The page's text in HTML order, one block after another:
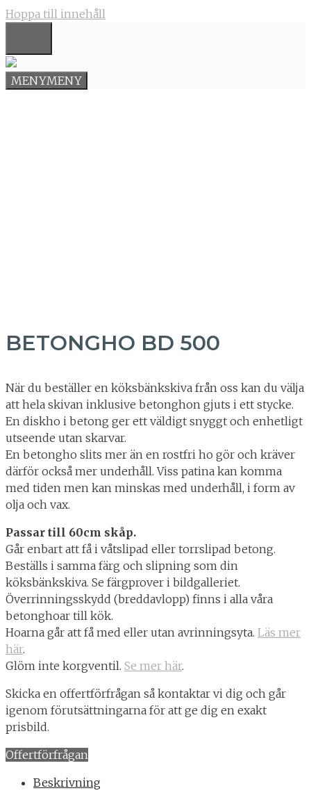
Hoppa till innehåll
MENYMENY
BETONGHO BD 500
När du beställer en köksbänkskiva från oss kan du välja
att hela skivan inklusive betonghon gjuts i ett stycke.
En diskho i betong ger ett väldigt snyggt och enhetligt
utseende utan skarvar.
En betongho slits mer än en rostfri ho gör och kräver
därför också mer underhåll. Viss patina kan komma
med tiden men kan minskas med underhåll, i form av
olja och vax.
Passar till 60cm skåp.
Går enbart att få i våtslipad eller torrslipad betong.
Beställs i samma färg och slipning som din
köksbänkskiva. Se färgprover i bildgalleriet.
Överrinningsskydd (breddavlopp) finns i alla våra
betonghoar till kök.
Hoarna går att få med eller utan avrinningsyta. Läs mer
här.
Glöm inte korgventil. Se mer här.
Skicka en offertförfrågan så kontaktar vi dig och går
igenom förutsättningarna för att ge dig en exakt
prisbild.
Offertförfrågan
Beskrivning